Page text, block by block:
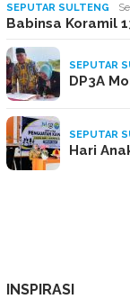
SEPUTAR SULTENG
Babinsa Koramil
SEPUTAR
DP3A
SEPUTAR
Hari
INSPIRASI